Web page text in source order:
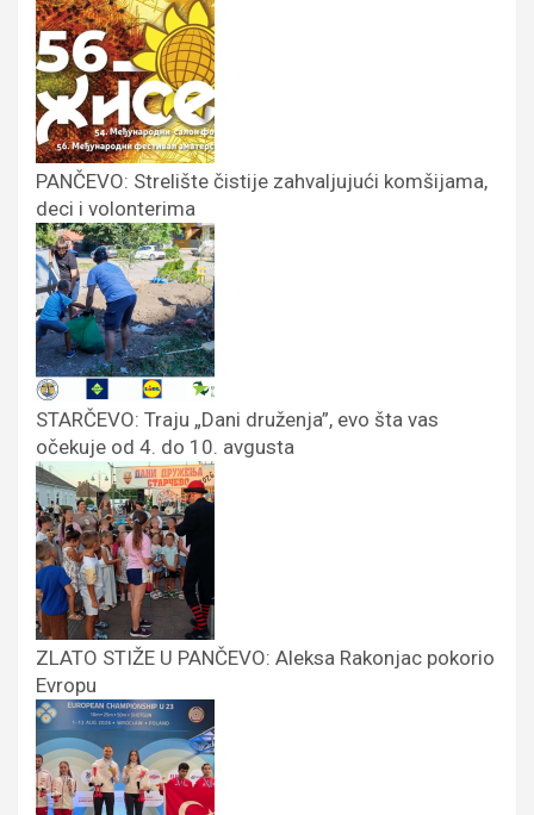
PANČEVO: Strelište čistije zahvaljujući komšijama,
deci i volonterima
STARČEVO: Traju „Dani druženja”, evo šta vas
očekuje od 4. do 10. avgusta
ZLATO STIŽE U PANČEVO: Aleksa Rakonjac pokorio
Evropu